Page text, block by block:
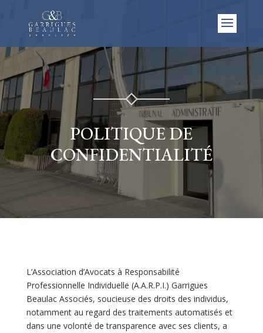
POLITIQUE DE
CONFIDENTIALITÉ
L’Association d’Avocats à Responsabilité
Professionnelle Individuelle (A.A.R.P.I.) Garrigues
Beaulac Associés, soucieuse des droits des individus,
notamment au regard des traitements automatisés et
dans une volonté de transparence avec ses clients, a